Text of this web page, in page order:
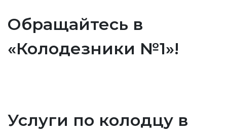
Обращайтесь в
«Колодезники №1»!
Услуги по колодцу в